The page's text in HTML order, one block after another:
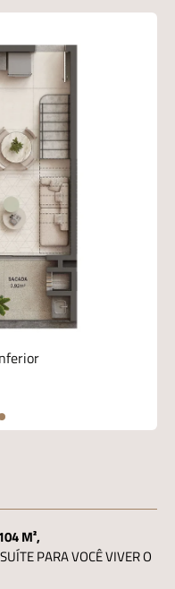
M²,
PARA VOCÊ VIVER O